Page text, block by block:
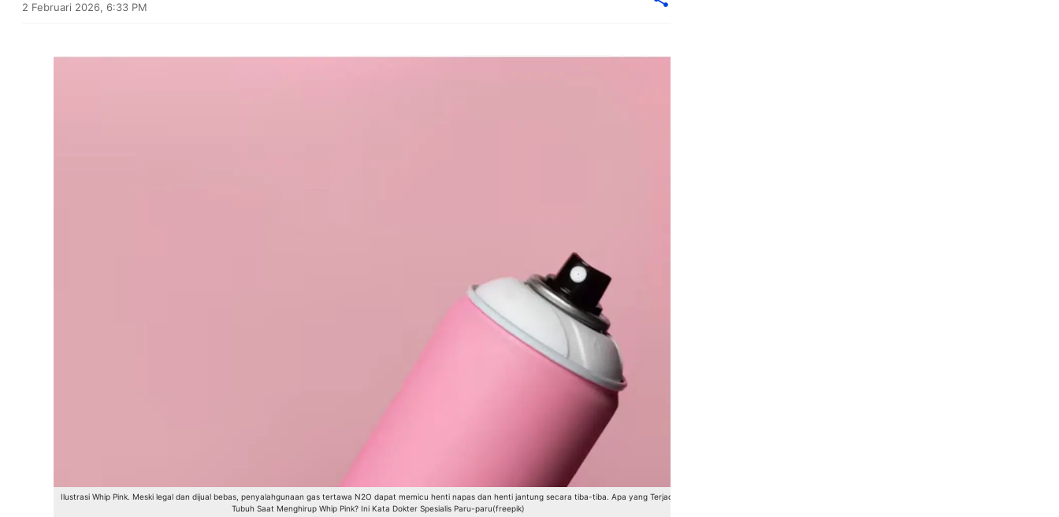
2 Februari 2026, 6:33 PM
Ilustrasi Whip Pink. Meski legal dan dijual bebas, penyalahgunaan gas tertawa N2O dapat memicu henti napas dan henti jantung secara tiba-tiba. Apa yang Terjadi pada
Tubuh Saat Menghirup Whip Pink? Ini Kata Dokter Spesialis Paru-paru(freepik)